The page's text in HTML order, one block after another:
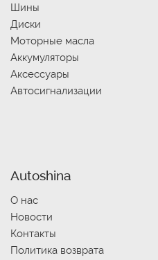
Шины
Диски
Моторные масла
Аккумуляторы
Аксессуары
Автосигнализации
Autoshina
О нас
Новости
Контакты
Политика возврата